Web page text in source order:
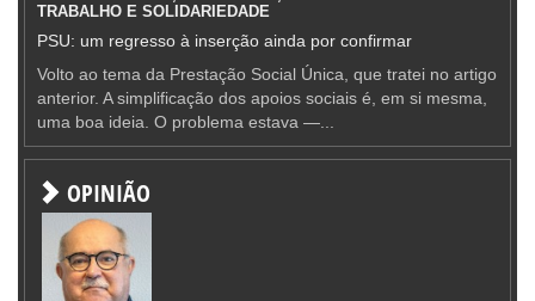
TRABALHO E SOLIDARIEDADE
PSU: um regresso à inserção ainda por confirmar
Volto ao tema da Prestação Social Única, que tratei no artigo
anterior. A simplificação dos apoios sociais é, em si mesma,
uma boa ideia. O problema estava —...
OPINIÃO